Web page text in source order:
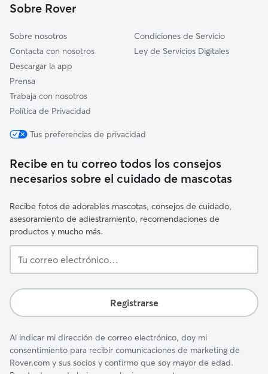
Sobre Rover
Sobre nosotros
Contacta con nosotros
Descargar la app
Prensa
Trabaja con nosotros
Política de Privacidad
Condiciones de Servicio
Ley de Servicios Digitales
Tus preferencias de privacidad
Recibe en tu correo todos los consejos
necesarios sobre el cuidado de mascotas
Recibe fotos de adorables mascotas, consejos de cuidado,
asesoramiento de adiestramiento, recomendaciones de
productos y mucho más.
correo
Registrarse
Al indicar mi dirección de correo electrónico, doy mi
consentimiento para recibir comunicaciones de marketing de
Rover.com y sus socios y confirmo que soy mayor de edad.